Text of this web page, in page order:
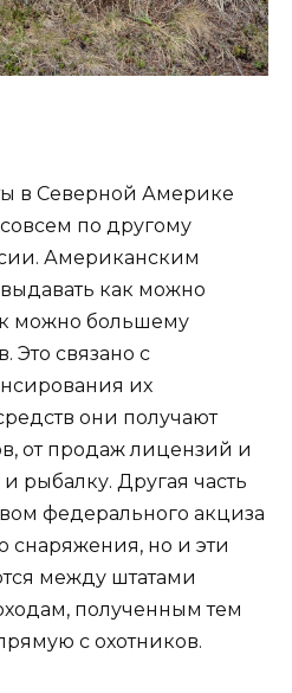
в Северной Америке
по другому
Американским
как можно
можно большему
Это связано с
их
они получают
от продаж лицензий и
рыбалку. Другая часть
федерального акциза
снаряжения, но и эти
между штатами
полученным тем
с охотников.